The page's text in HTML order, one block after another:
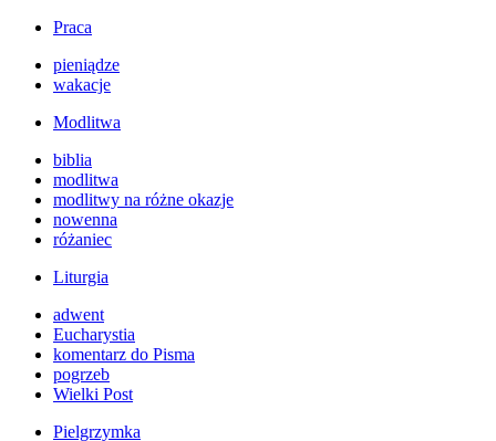
Praca
pieniądze
wakacje
Modlitwa
biblia
modlitwa
modlitwy na różne okazje
nowenna
różaniec
Liturgia
adwent
Eucharystia
komentarz do Pisma
pogrzeb
Wielki Post
Pielgrzymka